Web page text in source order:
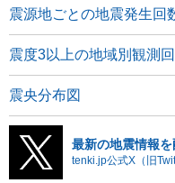
震源地ごとの地震発生回
震度3以上の地域別観測
震央分布図
最新の地震情報を
tenki.jp公式X（旧